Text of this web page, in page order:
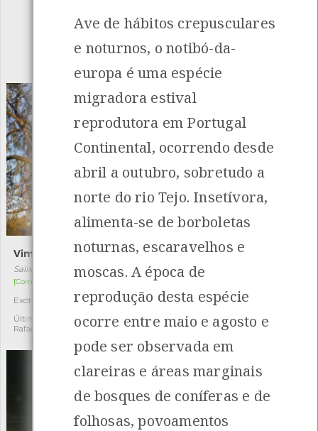
Espécies 4839Observações
Vimeiro
Salix kirilowiana
[Comum]
Exótica
Última observação por:
Rafael C.
1
Tamargueira
Tamarix africana
Autóctone
Última observação por:
Rafael C.
Ave de hábitos crepusculares
e noturnos, o notibó-da-
europa é uma espécie
migradora estival
reprodutora em Portugal
Continental, ocorrendo desde
abril a outubro, sobretudo a
norte do rio Tejo. Insetívora,
alimenta-se de borboletas
noturnas, escaravelhos e
moscas. A época de
reprodução desta espécie
ocorre entre maio e agosto e
pode ser observada em
clareiras e áreas marginais
de bosques de coníferas e de
folhosas, povoamentos